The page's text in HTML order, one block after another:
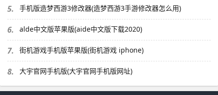
5. 手机版造梦西游3修改器(造梦西游3手游修改器怎么用)
6. alde中文版苹果版(aide中文版下载2020)
7. 街机游戏手机版苹果版(街机游戏 iphone)
8. 大宇官网手机版(大宇官网手机版网址)